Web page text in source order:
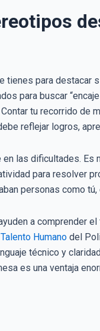
tienes para
para buscar
tu recorrido de
reflejar logros,
en las dificultades.
para resolver
personas como
a comprender
Humano del
técnico y
es una ventaja